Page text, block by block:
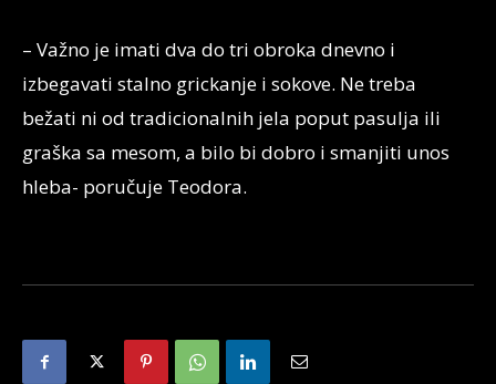
– Važno je imati dva do tri obroka dnevno i
izbegavati stalno grickanje i sokove. Ne treba
bežati ni od tradicionalnih jela poput pasulja ili
graška sa mesom, a bilo bi dobro i smanjiti unos
hleba- poručuje Teodora.